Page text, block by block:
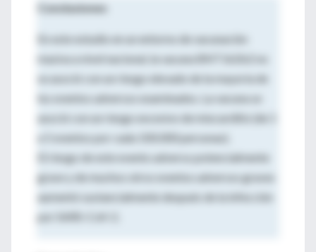
Conclusiones
En este estudio en un entorno de vacunación
masiva a nivel nacional, la vacuna BNT162b2 no
se asoció con un riesgo elevado de la mayoría de
los eventos adversos examinados. La vacuna se
asoció con un riesgo excesivo de miocarditis (de 1
a 5 eventos por cada 100.000 personas).
El riesgo de este evento adverso potencialmente
grave y de muchos otros eventos adversos graves
aumentó sustancialmente después de la infección
por SARS-CoV-2.